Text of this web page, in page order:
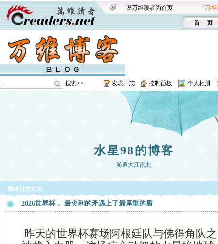
设万维读者为首页 万维
首 页
搜索>> 发表日志 控制面板 个人相册
水星98的博客
游遍大江南北
网络日志正文
2026世界杯， 最尖利的矛遇上了最厚重的盾
昨天的世界杯赛场阿根廷队与佛得角队